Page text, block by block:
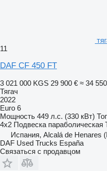
11
DAF CF 450 FT
3 021 000 KGS 29 900 € ≈ 34
Тягач
2022
Euro 6
Мощность 449 л.с. (330 кВт)
4x2 Подвеска параболическая
Испания, Alcalá de Henares
DAF Used Trucks España
Связаться с продавцом